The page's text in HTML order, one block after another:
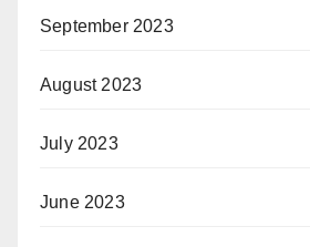
September 2023
August 2023
July 2023
June 2023